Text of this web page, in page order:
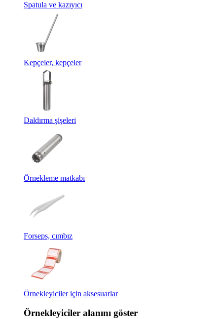
Spatula ve kazıyıcı
Kepçeler, kepçeler
Daldırma şişeleri
Örnekleme matkabı
Forseps, cımbız
Örnekleyiciler için aksesuarlar
Örnekleyiciler alanını göster